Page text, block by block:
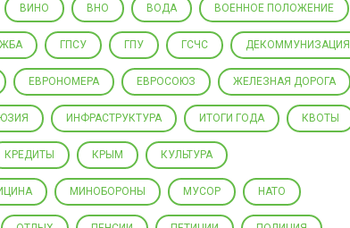
ВИНО ВНО ВОДА ВОЕННОЕ ПОЛОЖЕНИЕ
ГПСУ ГПУ ГСЧС ДЕКОММУНИЗАЦИЯ
ЕВРОНОМЕРА ЕВРОСОЮЗ ЖЕЛЕЗНАЯ ДОРОГА
ИНФРАСТРУКТУРА ИТОГИ ГОДА КВОТЫ
КРЕДИТЫ КРЫМ КУЛЬТУРА
МИНОБОРОНЫ МУСОР НАТО